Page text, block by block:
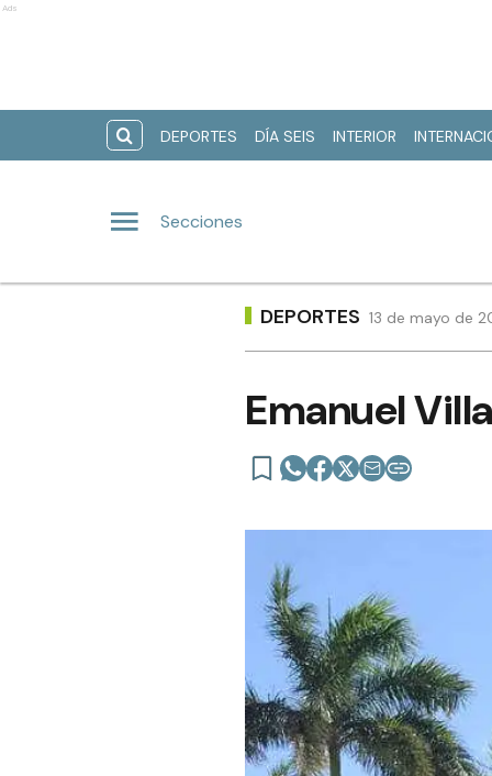
Ads
DEPORTES DÍA SEIS INTERIOR
Secciones
DEPORTES 13 de mayo de
Emanuel